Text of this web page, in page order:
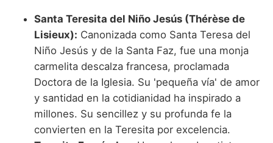
Santa Teresita del Niño Jesús (Thérèse de
Lisieux): Canonizada como Santa Teresa del
Niño Jesús y de la Santa Faz, fue una monja
carmelita descalza francesa, proclamada
Doctora de la Iglesia. Su 'pequeña vía' de amor
y santidad en la cotidianidad ha inspirado a
millones. Su sencillez y su profunda fe la
convierten en la Teresita por excelencia.